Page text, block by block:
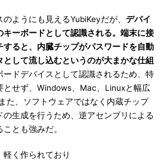
ようにも見えるYubiKeyだが、 デバイ
キーボードとして認識される。端末に接
ると、内臓チップがパスワードを自動
して流し込むというのが大まかな仕組
ードデバイスとして認識されるため、特
とせず、Windows、Mac、Linuxと幅広
た、ソフトウェアではなく内蔵チップ
生成を行うため、逆アセンブリによる
とも強みだ。
く作られており